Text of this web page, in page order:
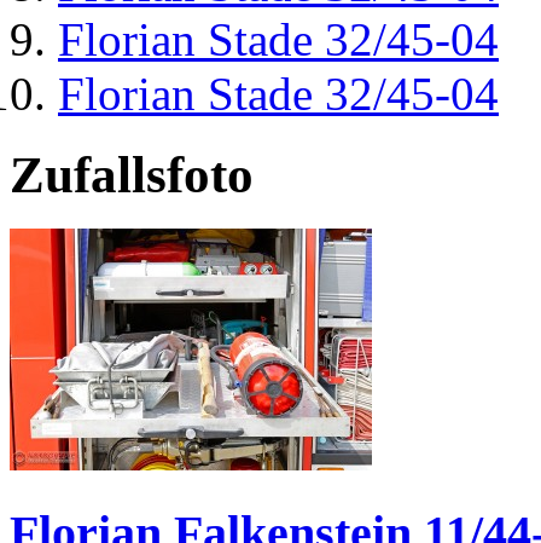
Florian Stade 32/45-04
Florian Stade 32/45-04
Zufallsfoto